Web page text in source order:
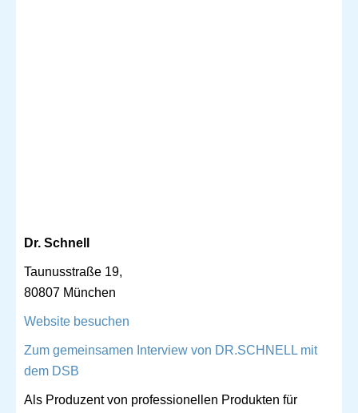
Dr. Schnell
Taunusstraße 19,
80807 München
Website besuchen
Zum gemeinsamen Interview von DR.SCHNELL mit
dem DSB
Als Produzent von professionellen Produkten für